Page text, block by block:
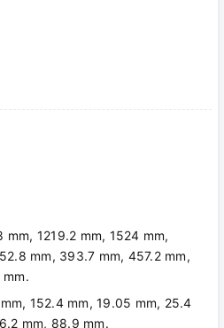
mm, 1219.2 mm, 1524 mm,
mm, 393.7 mm, 457.2 mm,
152.4 mm, 19.05 mm, 25.4
mm, 88.9 mm.